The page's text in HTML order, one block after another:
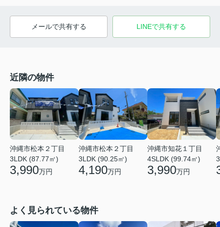
メールで共有する LINEで共有する
近隣の物件
沖縄市松本２丁目
3LDK (87.77㎡)
3,990万円
沖縄市松本２丁目
3LDK (90.25㎡)
4,190万円
沖縄市知花１丁目
4SLDK (99.74㎡)
3,990万円
よく見られている物件